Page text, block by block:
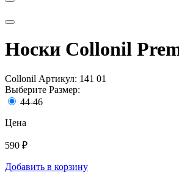
Носки Collonil
Collonil Артикул: 141 01
Выберите Размер:
44-46
Цена
590 ₽
Добавить в корзину